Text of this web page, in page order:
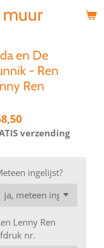
muur
en De
- Ren
Ren
verzending
ingelijst?
Lenny Ren
nr.